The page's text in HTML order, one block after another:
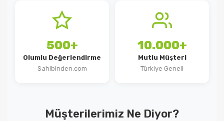
500+
Olumlu Değerlendirme
Sahibinden.com
10.000+
Mutlu Müşteri
Türkiye Geneli
Müşterilerimiz Ne Diyor?